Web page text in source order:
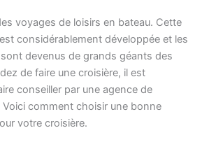
voyages de loisirs en bateau. Cette
considérablement développée et les
devenus de grands géants des
de faire une croisière, il est
conseiller par une agence de
Voici comment choisir une bonne
votre croisière.